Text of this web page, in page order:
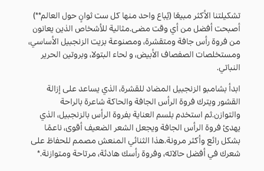
تشكيلتنا الأكثر مبيعًا (يُباع واحد منها كل ست ثوانٍ حول العالم**)
أصبحت أفضل من أي وقت مضى.مثالية للأشخاص الذين يعانون
من فروة رأس جافة ومتقشرة، ومصنوعة بزيت الزنجبيل الأساسي،
ومستخلصات الصفصاف الأبيض، و لحاء البتولا، وبروتين الحرير
النباتي.
ابدأ بشامبو الزنجبيل المضاد للقشرة، الذي يساعد على إزالة
القشور ويترك فروة الرأس الجافة والحاكة شاعرة بالراحة
والتوازن.ثم استخدم بلسم العناية بفروة الرأس بالزنجبيل، الذي
يهدئ فروة الرأس الجافة ويجعل الشعر الضعيف أقوى، ناعمًا
بشكل رائع وأكثر مرونة.هذا الثنائي المنعش مصمم للحفاظ على
شعرك في أفضل حالاته، وفروة رأسك هادئة، مرتاحة ومتوازنة.*